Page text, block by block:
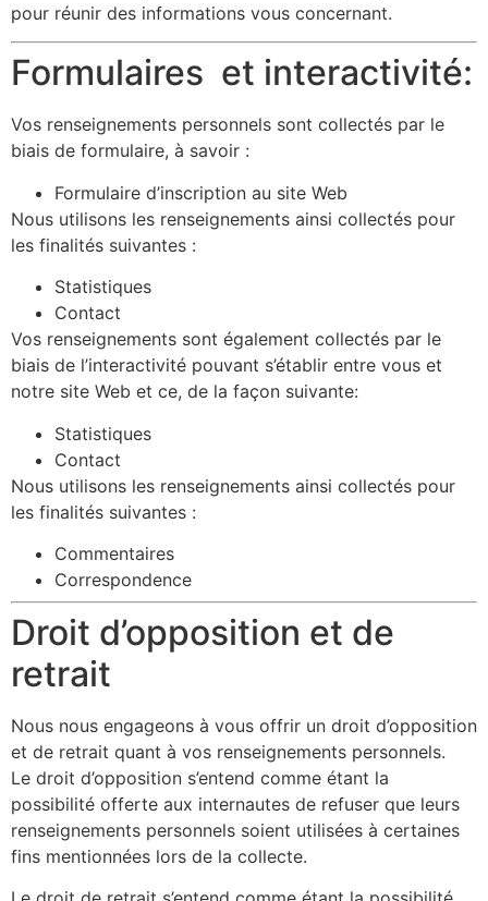
pour réunir des informations vous concernant.
Formulaires et interactivité:
Vos renseignements personnels sont collectés par le
biais de formulaire, à savoir :
Formulaire d’inscription au site Web
Nous utilisons les renseignements ainsi collectés pour
les finalités suivantes :
Statistiques
Contact
Vos renseignements sont également collectés par le
biais de l’interactivité pouvant s’établir entre vous et
notre site Web et ce, de la façon suivante:
Statistiques
Contact
Nous utilisons les renseignements ainsi collectés pour
les finalités suivantes :
Commentaires
Correspondence
Droit d’opposition et de
retrait
Nous nous engageons à vous offrir un droit d’opposition
et de retrait quant à vos renseignements personnels.
Le droit d’opposition s’entend comme étant la
possibilité offerte aux internautes de refuser que leurs
renseignements personnels soient utilisées à certaines
fins mentionnées lors de la collecte.